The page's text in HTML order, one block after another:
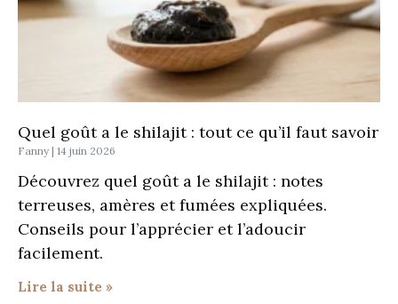
Quel goût a le shilajit : tout ce qu’il faut savoir
Fanny 14 juin 2026
Découvrez quel goût a le shilajit : notes
terreuses, amères et fumées expliquées.
Conseils pour l’apprécier et l’adoucir
facilement.
Lire la suite »